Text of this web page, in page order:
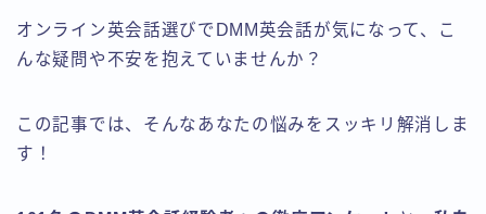
オンライン英会話選びでDMM英会話が気になって、こ
んな疑問や不安を抱えていませんか？
この記事では、そんなあなたの悩みをスッキリ解消しま
す！